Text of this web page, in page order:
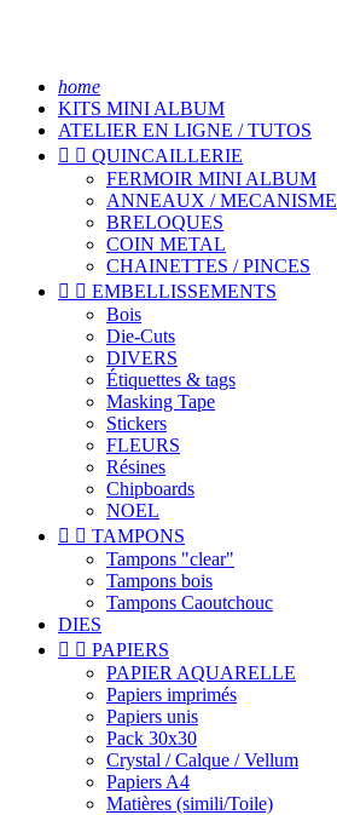
home
KITS MINI ALBUM
ATELIER EN LIGNE / TUTOS
  QUINCAILLERIE
FERMOIR MINI ALBUM
ANNEAUX / MECANISME
BRELOQUES
COIN METAL
CHAINETTES / PINCES
  EMBELLISSEMENTS
Bois
Die-Cuts
DIVERS
Étiquettes & tags
Masking Tape
Stickers
FLEURS
Résines
Chipboards
NOEL
  TAMPONS
Tampons "clear"
Tampons bois
Tampons Caoutchouc
DIES
  PAPIERS
PAPIER AQUARELLE
Papiers imprimés
Papiers unis
Pack 30x30
Crystal / Calque / Vellum
Papiers A4
Matières (simili/Toile)